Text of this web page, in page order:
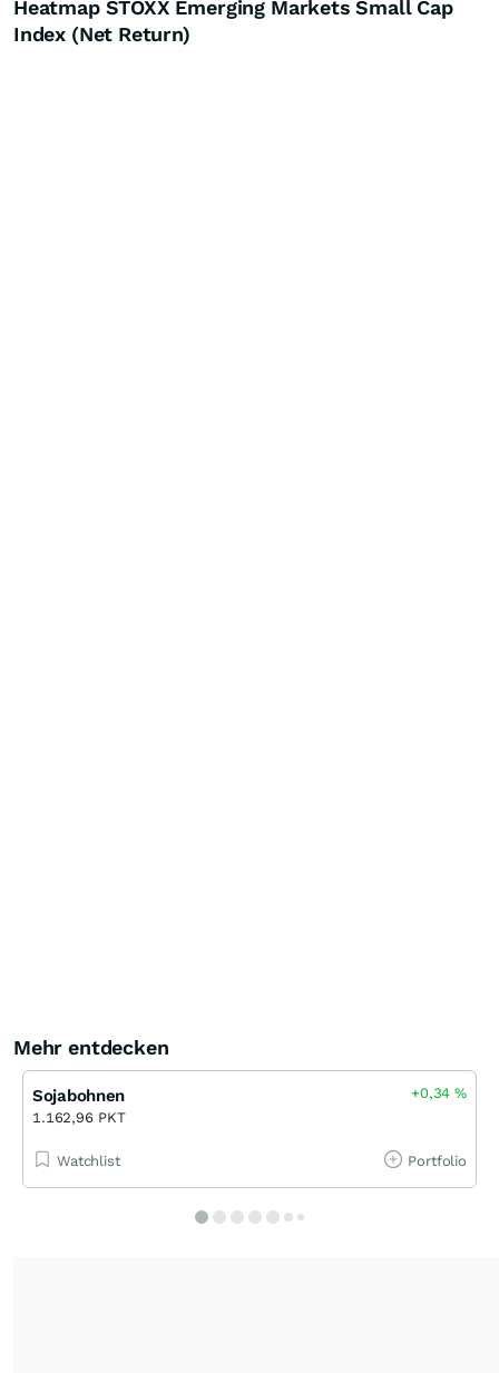
Heatmap STOXX Emerging Markets Small Cap
Index (Net Return)
Mehr entdecken
Sojabohnen
1.162,96 PKT
+0,34%
Watchlist Portfolio